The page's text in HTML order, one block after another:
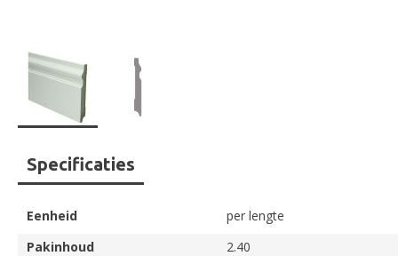
Ga
naar
het
begin
van
de
Specificaties
Eenheid
per lengte
Pakinhoud
2.40